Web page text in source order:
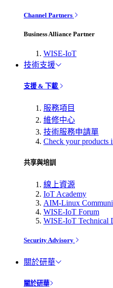
Channel Partners
Business Alliance Partner
WISE-IoT
技術支援
支援 & 下載
服務項目
維修中心
技術服務申請單
Check your products
共享與培訓
線上資源
IoT Academy
AIM-Linux
WISE-IoT Forum
WISE-IoT Technical
Security Advisory
關於研華
關於研華